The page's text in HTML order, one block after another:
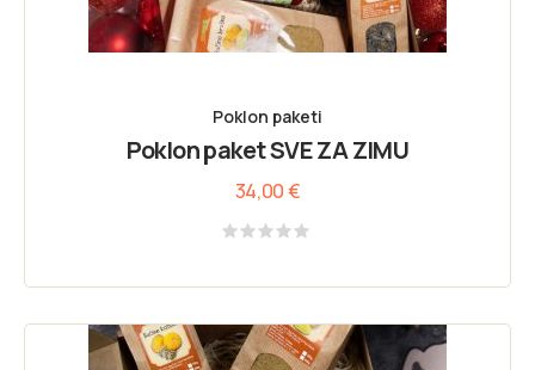
Poklon paketi
Poklon paket SVE ZA ZIMU
34,00€
out
5